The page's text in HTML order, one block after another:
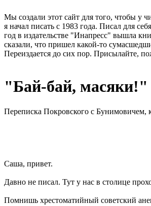
Мы создали этот сайт для того, чтобы у
я начал писать с 1983 года. Писал для
год в издательстве "Инапресс" вышла
сказали, что пришел какой-то
Переиздается до сих пор. Присылайте,
"Бай-бай, масяки!"
Переписка Покровского с Бунимовичем,
Саша, привет.
Давно не писал. Тут у нас в столице
Помнишь хрестоматийный советский